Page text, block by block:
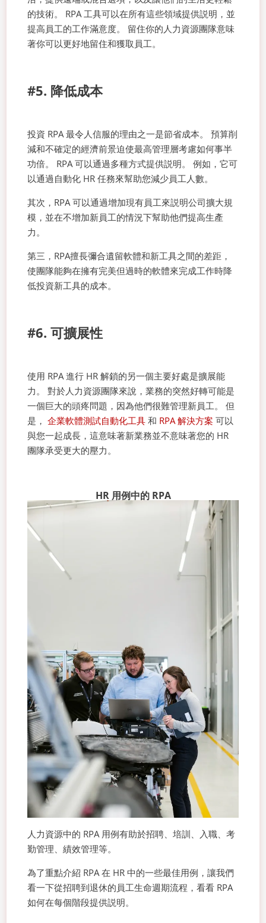
的技術。 RPA 工具可以在所有這些領域提供説明，並
提高員工的工作滿意度。 留住你的人力資源團隊意味
著你可以更好地留住和獲取員工。
#5. 降低成本
投資 RPA 最令人信服的理由之一是節省成本。 預算削
減和不確定的經濟前景迫使最高管理層考慮如何事半
功倍。 RPA 可以通過多種方式提供説明。 例如，它可
以通過自動化 HR 任務來幫助您減少員工人數。
其次，RPA 可以通過增加現有員工來説明公司擴大規
模，並在不增加新員工的情況下幫助他們提高生產
力。
第三，RPA擅長彌合遺留軟體和新工具之間的差距，
使團隊能夠在擁有完美但過時的軟體來完成工作時降
低投資新工具的成本。
#6. 可擴展性
使用 RPA 進行 HR 解鎖的另一個主要好處是擴展能
力。 對於人力資源團隊來說，業務的突然好轉可能是
一個巨大的頭疼問題，因為他們很難管理新員工。 但
是，企業軟體測試自動化工具 和 RPA 解決方案 可以
與您一起成長，這意味著新業務並不意味著您的 HR
團隊承受更大的壓力。
HR 用例中的 RPA
人力資源中的 RPA 用例有助於招聘、培訓、入職、考
勤管理、績效管理等。
為了重點介紹 RPA 在 HR 中的一些最佳用例，讓我們
看一下從招聘到退休的員工生命週期流程，看看 RPA
如何在每個階段提供説明。